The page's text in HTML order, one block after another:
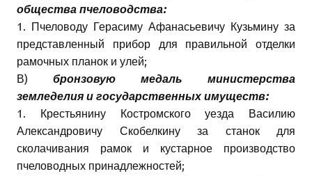
общества пчеловодства:
1. Пчеловоду Герасиму Афанасьевичу Кузьмину за
представленный прибор для правильной отделки
рамочных планок и улей;
В) бронзовую медаль министерства
земледелия и государственных имуществ:
1. Крестьянину Костромского уезда Василию
Александровичу Скобелкину за станок для
сколачивания рамок и кустарное производство
пчеловодных принадлежностей;